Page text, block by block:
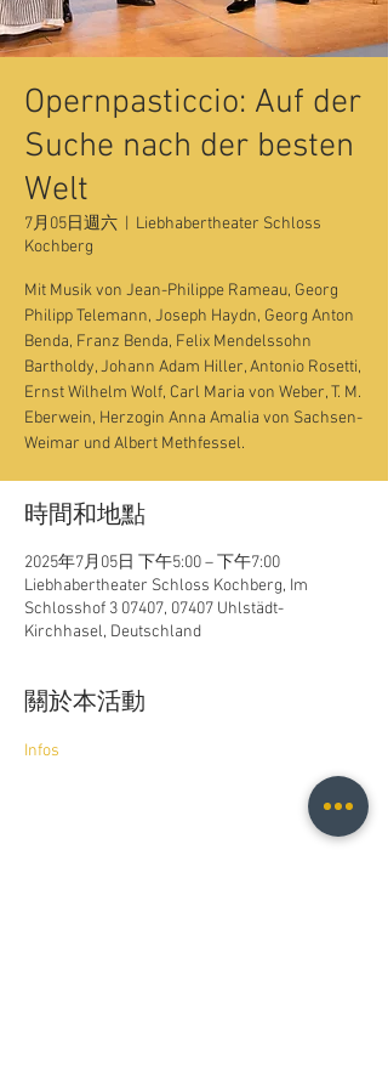
Opernpasticcio: Auf der
Suche nach der besten
Welt
7月05日週六
Liebhabertheater Schloss
Kochberg
Mit Musik von Jean-Philippe Rameau, Georg
Philipp Telemann, Joseph Haydn, Georg Anton
Benda, Franz Benda, Felix Mendelssohn
Bartholdy, Johann Adam Hiller, Antonio Rosetti,
Ernst Wilhelm Wolf, Carl Maria von Weber, T. M.
Eberwein, Herzogin Anna Amalia von Sachsen-
Weimar und Albert Methfessel.
時間和地點
2025年7月05日 下午5:00 – 下午7:00
Liebhabertheater Schloss Kochberg, Im
Schlosshof 3 07407, 07407 Uhlstädt-
Kirchhasel, Deutschland
關於本活動
Infos